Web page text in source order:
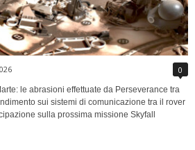
0
le abrasioni effettuate da Perseverance tra
sui sistemi di comunicazione tra il rover
sulla prossima missione Skyfall